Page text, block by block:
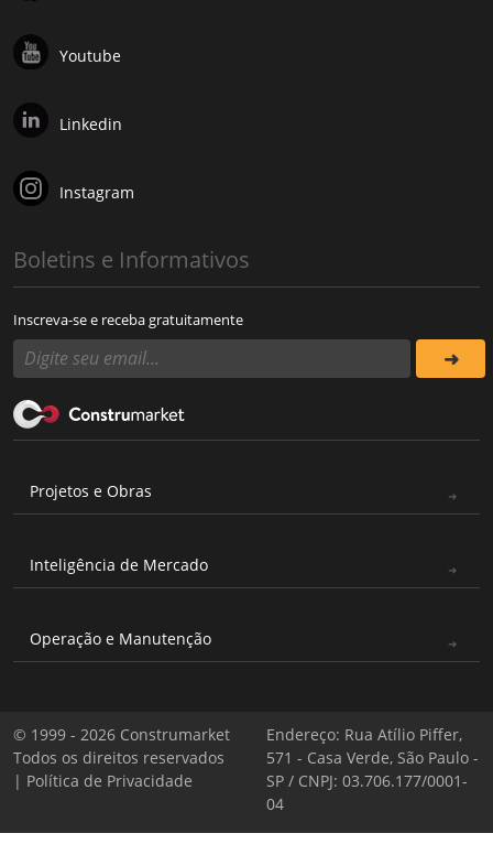
Youtube
Linkedin
Instagram
Boletins e Informativos
Inscreva-se e receba gratuitamente
Projetos e Obras
Inteligência de Mercado
Operação e Manutenção
© 1999 - 2026 Construmarket
Todos os direitos reservados
| Política de Privacidade
Endereço: Rua Atílio Piffer,
571 - Casa Verde, São Paulo -
SP / CNPJ: 03.706.177/0001-
04